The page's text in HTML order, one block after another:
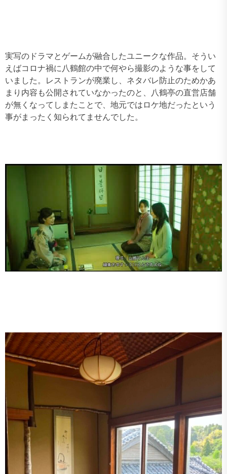
実写のドラマとゲームが融合したユニークな作品。そうい
えばコロナ禍に八鶴館の中で何やら撮影のような事をして
いました。レストランが廃業し、ネタバレ防止のためかあ
まり内容も公開されていなかったのと、八鶴亭の直営店舗
が無くなってしまたことで、地元ではロケ地だったという
事がまったく知られてませんでした。